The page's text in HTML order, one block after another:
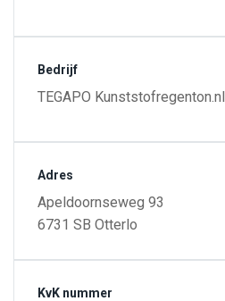
Bedrijf
TEGAPO Kunststofregenton.nl
Adres
Apeldoornseweg 93
6731 SB Otterlo
KvK nummer